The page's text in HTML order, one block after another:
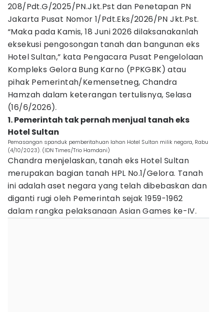
208/Pdt.G/2025/PN.Jkt.Pst dan Penetapan PN
Jakarta Pusat Nomor 1/Pdt.Eks/2026/PN Jkt.Pst.
“Maka pada Kamis, 18 Juni 2026 dilaksanakanlah
eksekusi pengosongan tanah dan bangunan eks
Hotel Sultan,” kata Pengacara Pusat Pengelolaan
Kompleks Gelora Bung Karno (PPKGBK) atau
pihak Pemerintah/Kemensetneg, Chandra
Hamzah dalam keterangan tertulisnya, Selasa
(16/6/2026).
1. Pemerintah tak pernah menjual tanah eks
Hotel Sultan
Pemasangan spanduk pemberitahuan lahan Hotel Sultan milik negara, Rabu
(4/10/2023). (IDN Times/Trio Hamdani)
Chandra menjelaskan, tanah eks Hotel Sultan
merupakan bagian tanah HPL No.1/Gelora. Tanah
ini adalah aset negara yang telah dibebaskan dan
diganti rugi oleh Pemerintah sejak 1959-1962
dalam rangka pelaksanaan Asian Games ke-IV.